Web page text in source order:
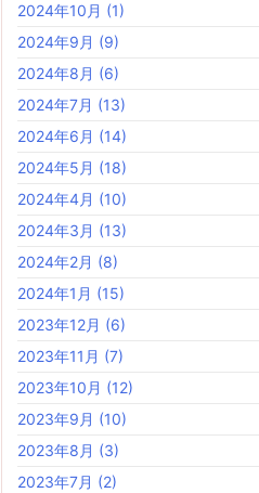
2024年10月 (1)
2024年9月 (9)
2024年8月 (6)
2024年7月 (13)
2024年6月 (14)
2024年5月 (18)
2024年4月 (10)
2024年3月 (13)
2024年2月 (8)
2024年1月 (15)
2023年12月 (6)
2023年11月 (7)
2023年10月 (12)
2023年9月 (10)
2023年8月 (3)
2023年7月 (2)